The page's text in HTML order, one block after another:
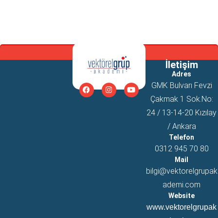
İletişim
Adres
GMK Bulvarı Fevzi
Çakmak 1 Sok.No:
24 / 13-14-20 Kızılay
/ Ankara
Telefon
0312 945 70 80
Mail
bilgi@vektorelgrupak
ademi.com
Website
www.vektorelgrupak